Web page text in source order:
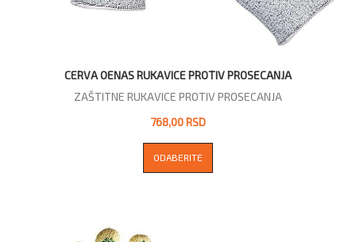
CERVA OENAS RUKAVICE PROTIV PROSECANJA
ZAŠTITNE RUKAVICE PROTIV PROSECANJA
768,00 RSD
ODABERITE